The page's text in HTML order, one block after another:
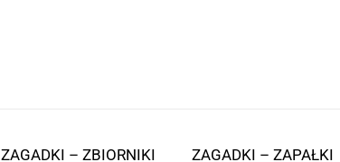
ZAGADKI – ZBIORNIKI ZAGADKI – ZAPAŁKI